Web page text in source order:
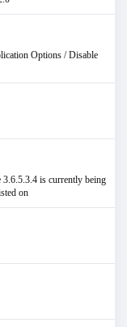
Options / Disable
is currently being
on